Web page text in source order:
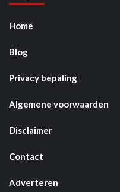
Home
Blog
Privacy bepaling
Algemene voorwaarden
Disclaimer
Contact
Adverteren